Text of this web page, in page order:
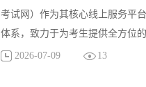
考试网）作为其核心线上服务平
体系，致力于为考生提供全方位的
2026-07-09 13